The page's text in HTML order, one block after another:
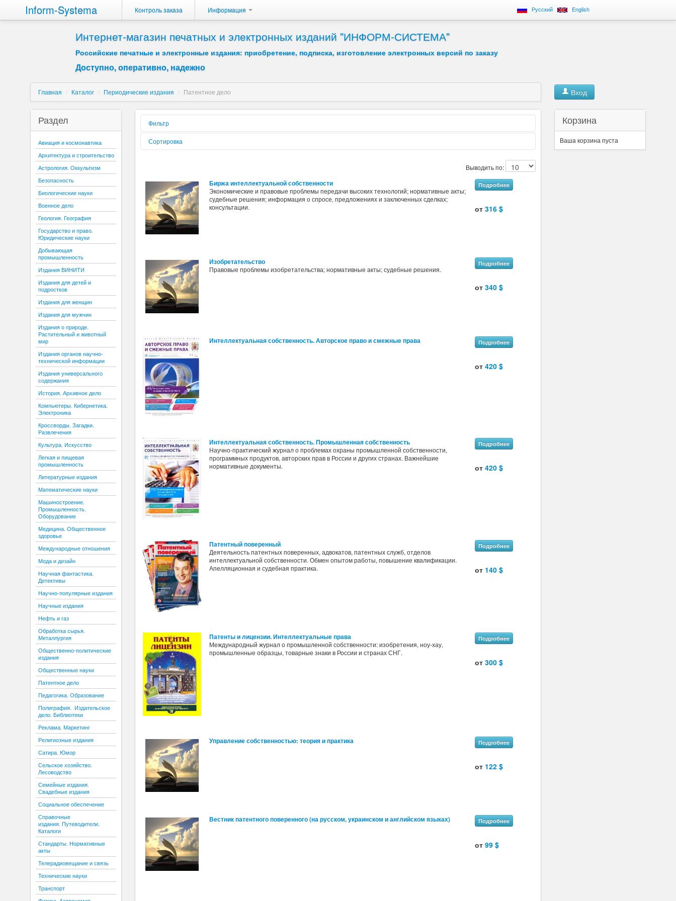
Inform-Systema Контроль заказа Информация Русский English
Интернет-магазин печатных и электронных изданий "ИНФОРМ-СИСТЕМА"
Российские печатные и электронные издания: приобретение, подписка, изготовление электронных версий по заказу
Доступно, оперативно, надежно
Главная / Каталог / Периодические издания / Патентное дело Вход
Раздел
Авиация и космонавтика
Архитектура и строительство
Астрология. Оккультизм
Безопасность
Биологические науки
Военное дело
Геология. География
Государство и право.
Юридические науки
Добывающая
промышленность
Издания ВИНИТИ
Издания для детей и
подростков
Издания для женщин
Издания для мужчин
Издания о природе.
Растительный и животный
мир
Издания органов научно-
технической информации
Издания универсального
содержания
История. Архивное дело
Компьютеры. Кибернетика.
Электроника
Кроссворды. Загадки.
Развлечения
Культура. Искусство
Легкая и пищевая
промышленность
Литературные издания
Математические науки
Машиностроение.
Промышленность.
Оборудование
Медицина. Общественное
здоровье
Международные отношения
Мода и дизайн
Научная фантастика.
Детективы
Научно-популярные издания
Научные издания
Нефть и газ
Обработка сырья.
Металлургия
Общественно-политические
издания
Общественные науки
Патентное дело
Педагогика. Образование
Полиграфия. Издательское
дело. Библиотеки
Реклама. Маркетинг
Религиозные издания
Сатира. Юмор
Сельское хозяйство.
Лесоводство
Семейные издания.
Свадебные издания
Социальное обеспечение
Справочные
издания. Путеводители.
Каталоги
Стандарты. Нормативные
акты
Телерадиовещание и связь
Технические науки
Транспорт
Фильтр
Форма реализации:
Содержиться текст:
Буква:
Сортировка
Выводить по:
Биржа интеллектуальной собственности
Экономические и правовые проблемы передачи высоких технологий; нормативные акты;
судебные решения; информация о спросе, предложениях и заключенных сделках;
консультации.
Подробнее
от316 $
Изобретательство
Правовые проблемы изобретательства; нормативные акты; судебные решения.
Подробнее
от340 $
Интеллектуальная собственность. Авторское право и смежные права Подробнее
от420 $
Интеллектуальная собственность. Промышленная собственность
Научно-практический журнал о проблемах охраны промышленной собственности,
программных продуктов, авторских прав в России и других странах. Важнейшие
нормативные документы.
Подробнее
от420 $
Патентный поверенный
Деятельность патентных поверенных, адвокатов, патентных служб, отделов
интеллектуальной собственности. Обмен опытом работы, повышение квалификации.
Апелляционная и судебная практика.
Подробнее
от 140 $
Патенты и лицензии. Интеллектуальные права
Международный журнал о промышленной собственности: изобретения, ноу-хау,
промышленные образцы, товарные знаки в России и странах СНГ.
Подробнее
от300 $
Управление собственностью: теория и практика Подробнее
от 122 $
Вестник патентного поверенного (на русском, украинском и английском языках) Подробнее
от99 $
Корзина
Ваша корзина пуста